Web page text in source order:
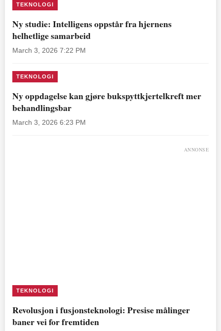
TEKNOLOGI
Ny studie: Intelligens oppstår fra hjernens
helhetlige samarbeid
March 3, 2026 7:22 PM
TEKNOLOGI
Ny oppdagelse kan gjøre bukspyttkjertelkreft mer
behandlingsbar
March 3, 2026 6:23 PM
ANNONSE
TEKNOLOGI
Revolusjon i fusjonsteknologi: Presise målinger
baner vei for fremtiden